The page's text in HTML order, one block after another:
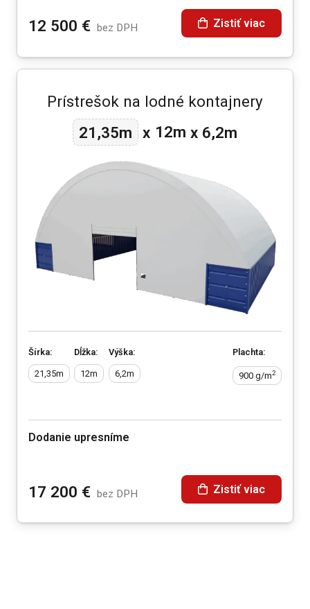
12 500 € bez DPH Zistiť viac
Prístrešok na lodné kontajnery
21,35m
x 12m x 6,2m
Šírka:
21,35m
Dĺžka:
12m
Výška:
6,2m
Plachta:
900 g/m2
Dodanie upresníme
17 200 € bez DPH Zistiť viac